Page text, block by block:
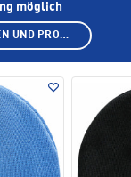
möglich
SHOP AUSWÄHLEN UND PRODUKTE ANZEIGEN